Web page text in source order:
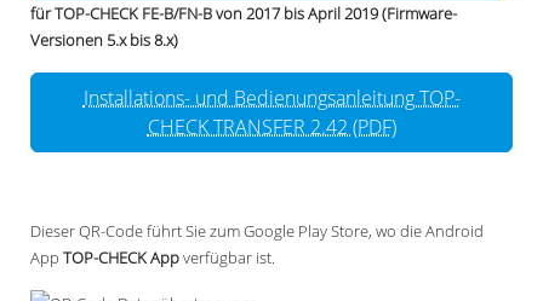
für TOP-CHECK FE-B/FN-B von 2017 bis April 2019 (Firmware-
Versionen 5.x bis 8.x)
Installations- und Bedienungsanleitung TOP-
CHECK TRANSFER 2.42 (PDF)
Dieser QR-Code führt Sie zum Google Play Store, wo die Android
AppTOP-CHECK Appverfügbar ist.